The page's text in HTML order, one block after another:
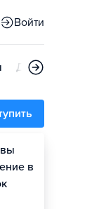
Войти
Дни открытых
в